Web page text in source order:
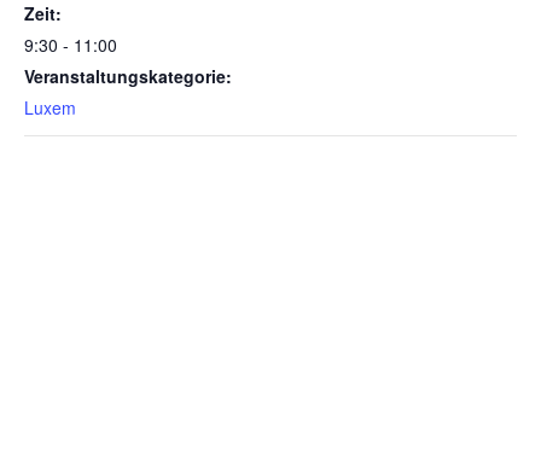
Zeit:
9:30 - 11:00
Veranstaltungskategorie:
Luxem